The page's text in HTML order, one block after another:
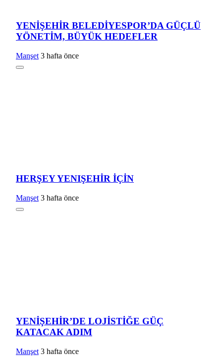
YENİŞEHİR BELEDİYESPOR’DA GÜÇLÜ
YÖNETİM, BÜYÜK HEDEFLER
Manşet 3 hafta önce
HERŞEY YENIŞEHİR İÇİN
Manşet 3 hafta önce
YENİŞEHİR’DE LOJİSTİĞE GÜÇ
KATACAK ADIM
Manşet 3 hafta önce